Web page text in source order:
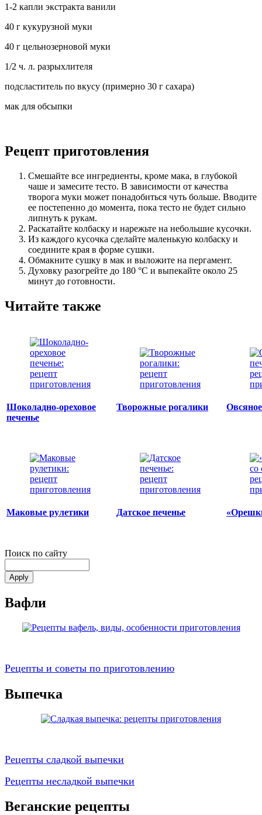
1-2 капли экстракта ванили
40 г кукурузной муки
40 г цельнозерновой муки
1/2 ч. л. разрыхлителя
подсластитель по вкусу (примерно 30 г сахара)
мак для обсыпки
Рецепт приготовления
Смешайте все ингредиенты, кроме мака, в глубокой
чаше и замесите тесто. В зависимости от качества
творога муки может понадобиться чуть больше. Вводите
ее постепенно до момента, пока тесто не будет сильно
липнуть к рукам.
Раскатайте колбаску и нарежьте на небольшие кусочки.
Из каждого кусочка сделайте маленькую колбаску и
соедините края в форме сушки.
Обмакните сушку в мак и выложите на пергамент.
Духовку разогрейте до 180 °C и выпекайте около 25
минут до готовности.
Читайте также
Шоколадно-ореховое
печенье
Творожные рогалики
Маковые рулетики Датское печенье
Поиск по сайту
Вафли
Рецепты и советы по приготовлению
Выпечка
Рецепты сладкой выпечки
Рецепты несладкой выпечки
Веганские рецепты